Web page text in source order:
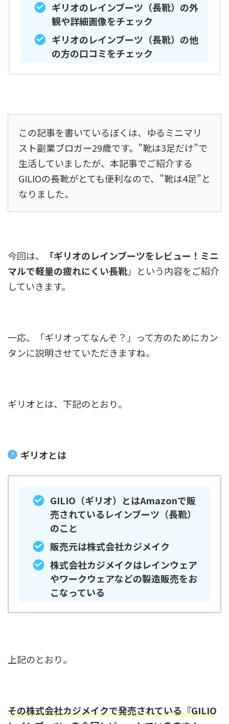
ギリオのレインブーツ（長靴）の外
観や詳細画像をチェック
ギリオのレインブーツ（長靴）の他
の方の口コミをチェック
この記事を書いているぼくは、ゆるミニマリ
スト副業ブロガー29歳です。”靴は3足だけ”で
生活していましたが、本記事でご紹介する
GILIOの長靴がとても便利なので、”靴は4足”と
なりました。
今回は、
「ギリオのレインブーツをレビュー！ミニ
マルで軽量の疲れにくい長靴」という内容をご紹介
していきます。
一応、「ギリオってなんぞ？」って方のためにカン
タンに説明させていただきますね。
ギリオとは、下記のとおり。
ギリオとは
GILIO（ギリオ）とはAmazonで販
売されているレインブーツ（長靴）
のこと
販売元は株式会社カジメイク
株式会社カジメイクはレインウェア
やワークウェアなどの製造販売をお
こなっている
上記のとおり。
その株式会社カジメイクで発売されている『GILIO